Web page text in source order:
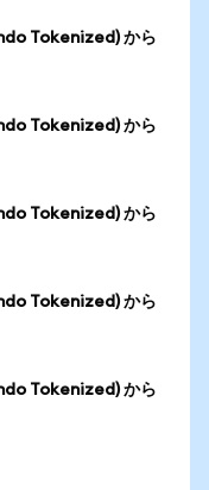
Tokenized) から
Tokenized) から
Tokenized) から
Tokenized) から
Tokenized) から